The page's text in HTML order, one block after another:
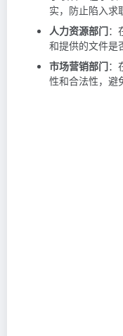
实，防止陷入求
人力资源部门：
和提供的文件是
市场营销部门：
性和合法性，避